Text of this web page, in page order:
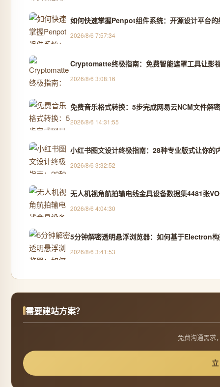
如何快速掌握Penpot组件系统：开源设计平台的
2026/8/6 7:57:34
Cryptomatte终极指南：免费智能遮罩工具让影
2026/8/6 3:08:16
免费音乐格式转换：5步完成网易云NCM文件解
2026/8/6 14:31:55
小红书图文设计终极指南：28种专业版式让你的
2026/8/6 3:32:52
无人机视角航拍输电线金具设备数据集4481张
2026/8/6 4:04:30
5分钟解密透明悬浮浏览器：如何基于Electron
2026/8/6 3:41:53
需要建站方案？
免费沟通需求